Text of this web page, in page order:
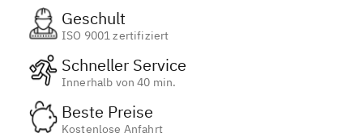
Geschult
ISO 9001 zertifiziert
Schneller Service
Innerhalb von 40 min.
Beste Preise
Kostenlose Anfahrt